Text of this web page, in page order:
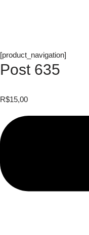
[product_navigation]
Post 635
R$15,00